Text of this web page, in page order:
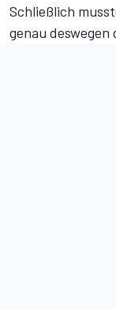
Schließlich
genau deswegen